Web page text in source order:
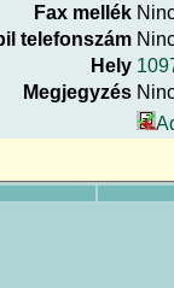
Fax mellék
telefonszám
Hely
Megjegyzés